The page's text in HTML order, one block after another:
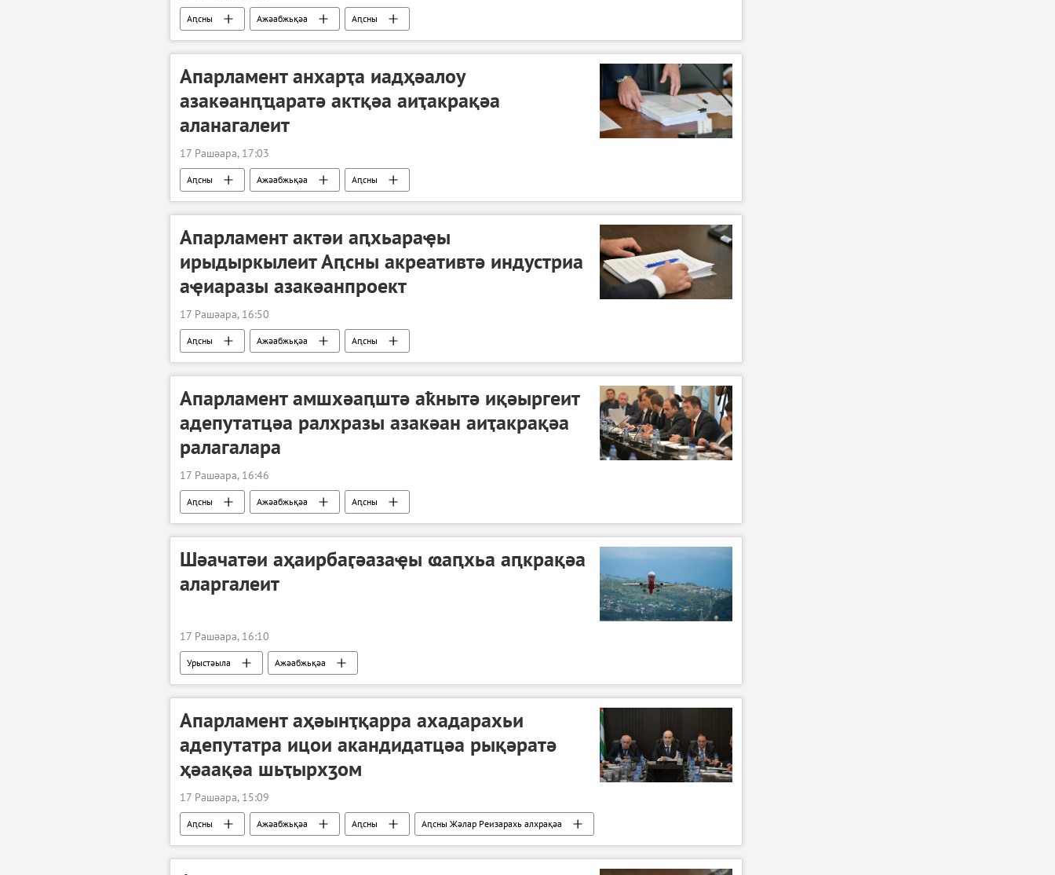
Аԥсны Ажәабжьқәа Аԥсны
Апарламент анхарҭа иадҳәалоу
азакәанԥҵаратә актқәа аиҭакрақәа
аланагалеит
17 Рашәара, 17:03
Аԥсны Ажәабжьқәа Аԥсны
Апарламент актәи аԥхьараҿы
ирыдыркылеит Аԥсны акреативтә индустриа
аҿиаразы азакәанпроект
17 Рашәара, 16:50
Аԥсны Ажәабжьқәа Аԥсны
Апарламент амшхәаԥштә аҟнытә иқәыргеит
адепутатцәа ралхразы азакәан аиҭакрақәа
ралагалара
17 Рашәара, 16:46
Аԥсны Ажәабжьқәа Аԥсны
Шәачатәи аҳаирбаӷәазаҿы ҩаԥхьа аԥкрақәа
аларгалеит
17 Рашәара, 16:10
Урыстәыла Ажәабжьқәа
Апарламент аҳәынҭқарра ахадарахьи
адепутатра ицои акандидатцәа рықәратә
ҳәаақәа шьҭырхӡом
17 Рашәара, 15:09
Аԥсны Ажәабжьқәа Аԥсны Аԥсны Жәлар Реизарахь алхрақәа